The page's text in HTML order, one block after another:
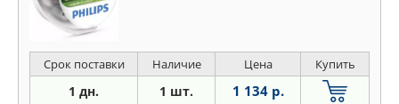
Срок поставки Наличие Цена Купить
1 дн. 1 шт. 1 134 р.